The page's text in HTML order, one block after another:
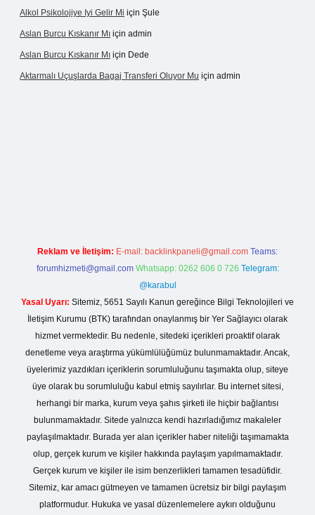
Alkol Psikolojiye Iyi Gelir Mi için Şule
Aslan Burcu Kıskanır Mı için admin
Aslan Burcu Kıskanır Mı için Dede
Aktarmalı Uçuşlarda Bagaj Transferi Oluyor Mu için admin
Reklam ve İletişim: E-mail: backlinkpaneli@gmail.com Teams:
forumhizmeti@gmail.com Whatsapp: 0262 606 0 726 Telegram:
@karabul
Yasal Uyarı: Sitemiz, 5651 Sayılı Kanun gereğince Bilgi Teknolojileri ve
İletişim Kurumu (BTK) tarafından onaylanmış bir Yer Sağlayıcı olarak
hizmet vermektedir. Bu nedenle, sitedeki içerikleri proaktif olarak
denetleme veya araştırma yükümlülüğümüz bulunmamaktadır. Ancak,
üyelerimiz yazdıkları içeriklerin sorumluluğunu taşımakta olup, siteye
üye olarak bu sorumluluğu kabul etmiş sayılırlar. Bu internet sitesi,
herhangi bir marka, kurum veya şahıs şirketi ile hiçbir bağlantısı
bulunmamaktadır. Sitede yalnızca kendi hazırladığımız makaleler
paylaşılmaktadır. Burada yer alan içerikler haber niteliği taşımamakta
olup, gerçek kurum ve kişiler hakkında paylaşım yapılmamaktadır.
Gerçek kurum ve kişiler ile isim benzerlikleri tamamen tesadüfidir.
Sitemiz, kar amacı gütmeyen ve tamamen ücretsiz bir bilgi paylaşım
platformudur. Hukuka ve yasal düzenlemelere aykırı olduğunu